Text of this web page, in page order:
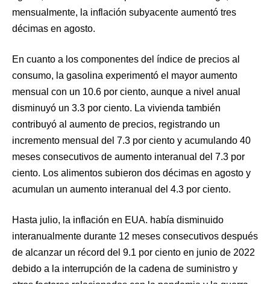
mensualmente, la inflación subyacente aumentó tres
décimas en agosto.
En cuanto a los componentes del índice de precios al
consumo, la gasolina experimentó el mayor aumento
mensual con un 10.6 por ciento, aunque a nivel anual
disminuyó un 3.3 por ciento. La vivienda también
contribuyó al aumento de precios, registrando un
incremento mensual del 7.3 por ciento y acumulando 40
meses consecutivos de aumento interanual del 7.3 por
ciento. Los alimentos subieron dos décimas en agosto y
acumulan un aumento interanual del 4.3 por ciento.
Hasta julio, la inflación en EUA. había disminuido
interanualmente durante 12 meses consecutivos después
de alcanzar un récord del 9.1 por ciento en junio de 2022
debido a la interrupción de la cadena de suministro y